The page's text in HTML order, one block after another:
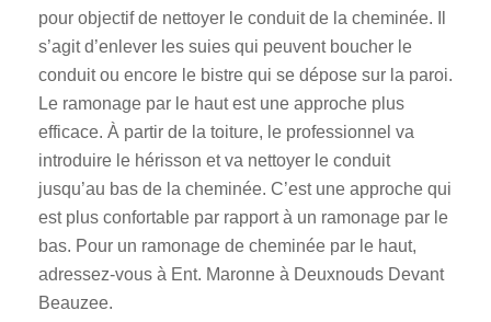
pour objectif de nettoyer le conduit de la cheminée. Il
s’agit d’enlever les suies qui peuvent boucher le
conduit ou encore le bistre qui se dépose sur la paroi.
Le ramonage par le haut est une approche plus
efficace. À partir de la toiture, le professionnel va
introduire le hérisson et va nettoyer le conduit
jusqu’au bas de la cheminée. C’est une approche qui
est plus confortable par rapport à un ramonage par le
bas. Pour un ramonage de cheminée par le haut,
adressez-vous à Ent. Maronne à Deuxnouds Devant
Beauzee.